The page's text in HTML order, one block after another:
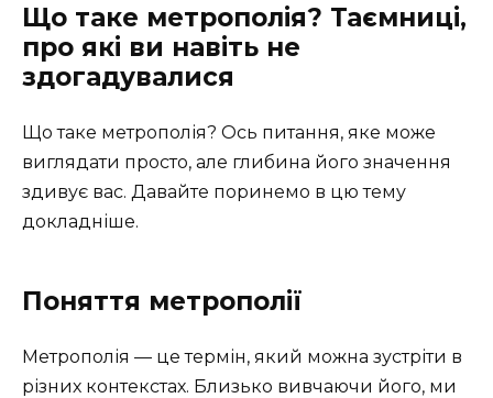
Що таке метрополія? Таємниці,
про які ви навіть не
здогадувалися
Що таке метрополія? Ось питання, яке може
виглядати просто, але глибина його значення
здивує вас. Давайте поринемо в цю тему
докладніше.
Поняття метрополії
Метрополія — це термін, який можна зустріти в
різних контекстах. Близько вивчаючи його, ми